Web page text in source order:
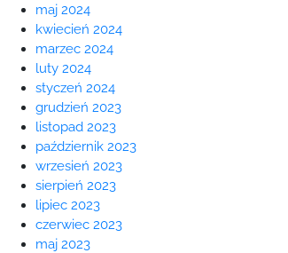
maj 2024
kwiecień 2024
marzec 2024
luty 2024
styczeń 2024
grudzień 2023
listopad 2023
październik 2023
wrzesień 2023
sierpień 2023
lipiec 2023
czerwiec 2023
maj 2023